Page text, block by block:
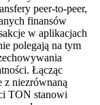
peer-to-peer,
finansów
w aplikacjach
polegają na tym
Łącząc
z niezrównaną
TON stanowi